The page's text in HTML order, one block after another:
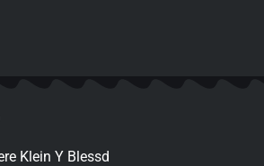
Klein Y Blessd